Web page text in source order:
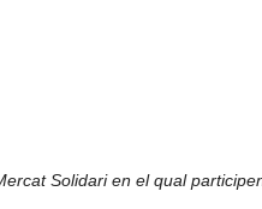
Solidari en el qual